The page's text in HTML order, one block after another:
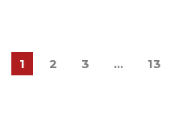
1 2 3 … 13